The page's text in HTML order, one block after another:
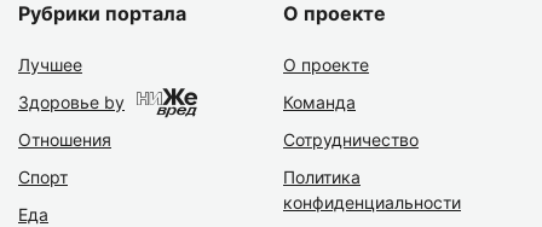
Рубрики портала
Лучшее
Здоровье by
Отношения
Спорт
Еда
О проекте
О проекте
Команда
Сотрудничество
Политика
конфиденциальности